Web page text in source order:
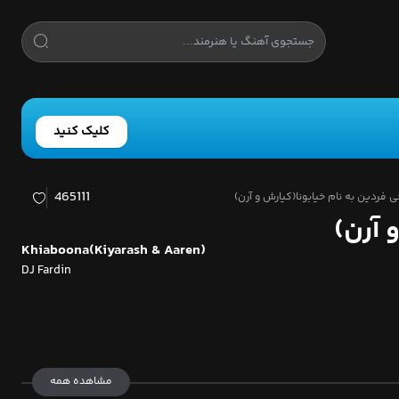
کلیک کنید
فردین به نام خیابونا(کیارش و آرن) 465111
آرن) Khiaboona(Kiyarash & Aaren)
DJ Fardin
مشاهده همه